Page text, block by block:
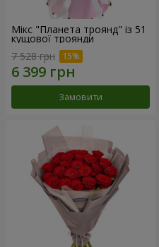
Мікс "Планета троянд" із 51
кущової троянди
7 528 грн
Замовити